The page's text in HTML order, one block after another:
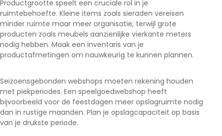
Productgrootte speelt een cruciale rol in je
ruimtebehoefte. Kleine items zoals sieraden vereisen
minder ruimte maar meer organisatie, terwijl grote
producten zoals meubels aanzienlijke vierkante meters
nodig hebben. Maak een inventaris van je
productafmetingen om nauwkeurig te kunnen plannen.
Seizoensgebonden webshops moeten rekening houden
met piekperiodes. Een speelgoedwebshop heeft
bijvoorbeeld voor de feestdagen meer opslagruimte nodig
dan in rustige maanden. Plan je opslagcapaciteit op basis
van je drukste periode.